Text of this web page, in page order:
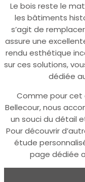
Le bois reste le
les bâtiments
s’agit de
assure une
rendu esthétique
sur ces solutions,
dédiée
Comme pour
Bellecour, nous
un souci du détail
Pour découvrir
étude
page dédiée